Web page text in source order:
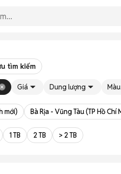
tìm kiếm
Giá Dung lượng
mới) Bà Rịa - Vũng Tàu (TP Hồ Chí
1 TB 2 TB > 2 TB